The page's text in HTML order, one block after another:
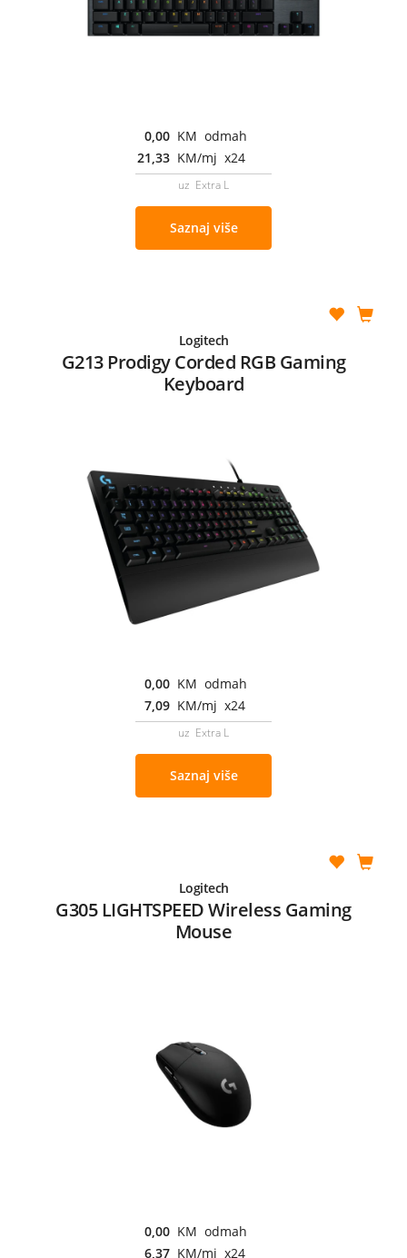
0,00 KM odmah
21,33 KM/mj x24
uz Extra L
Saznaj više
Logitech
G213 Prodigy Corded RGB Gaming
Keyboard
0,00 KM odmah
7,09 KM/mj x24
uz Extra L
Saznaj više
Logitech
G305 LIGHTSPEED Wireless Gaming
Mouse
0,00 KM odmah
6,37 KM/mj x24